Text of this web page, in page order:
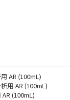
AR (100mL)
用 AR (100mL)
(100mL)